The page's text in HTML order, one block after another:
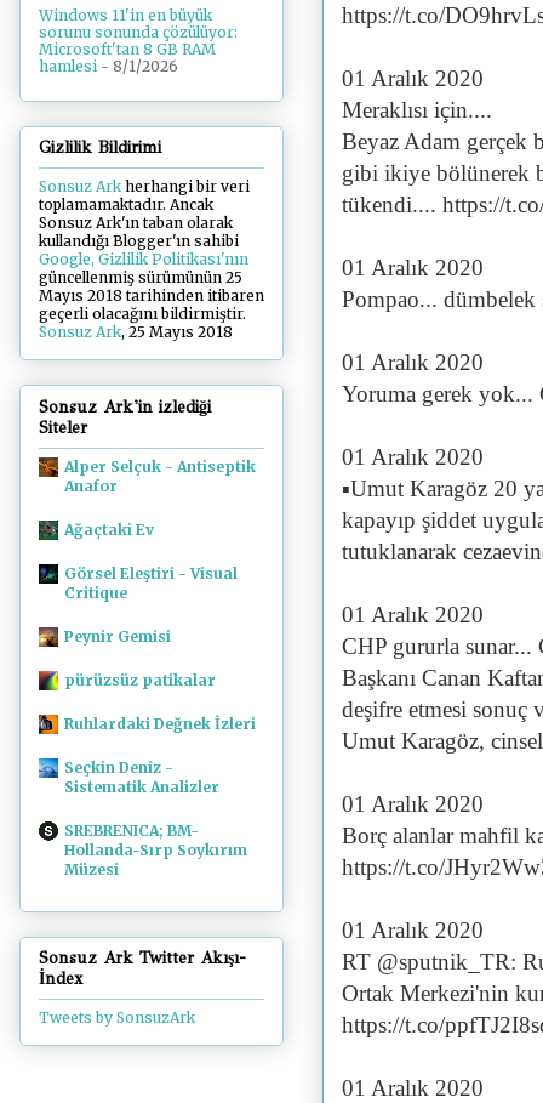
https://t.co/
01 Aralık 2020
Meraklısı için....
Beyaz Adam gerçek
gibi ikiye bölünerek
tükendi.... https://
01 Aralık 2020
Pompao...
01 Aralık 2020
Yoruma gerek yok...
01 Aralık 2020
▪️Umut Karagöz 20
kapayıp şiddet
tutuklanarak
01 Aralık 2020
CHP gururla sunar...
Başkanı Canan
deşifre etmesi sonuç
Umut Karagöz,
01 Aralık 2020
Borç alanlar mahfil
https://t.co/
01 Aralık 2020
RT @sputnik_TR:
Ortak Merkezi'nin
https://t.co/
01 Aralık 2020
Windows 11'in en büyük
sorunu sonunda çözülüyor:
Microsoft'tan 8 GB RAM
hamlesi - 8/1/2026
Gizlilik Bildirimi
Sonsuz Arkherhangi bir veri
toplamamaktadır. Ancak
Sonsuz Ark'ın taban olarak
kullandığı Blogger'ın sahibi
Google, Gizlilik Politikası'nın
güncellenmiş sürümünün 25
Mayıs 2018 tarihinden itibaren
geçerli olacağını bildirmiştir.
Sonsuz Ark, 25 Mayıs 2018
Sonsuz Ark'in izlediği
Siteler
Alper Selçuk - Antiseptik
Anafor
Ağaçtaki Ev
Görsel Eleştiri - Visual
Critique
Peynir Gemisi
pürüzsüz patikalar
Ruhlardaki Değnek İzleri
Seçkin Deniz -
Sistematik Analizler
SREBRENICA; BM-
Hollanda-Sırp Soykırım
Müzesi
Sonsuz Ark Twitter Akışı-
İndex
Tweets by SonsuzArk